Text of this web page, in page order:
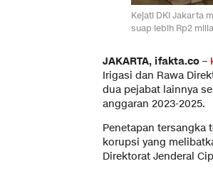
Kejati DKI Jakarta
suap lebih Rp2
JAKARTA, ifakta.co –
Irigasi dan Rawa
dua pejabat lainnya
anggaran 2023-2025.
Penetapan tersangka
korupsi yang
Direktorat Jenderal